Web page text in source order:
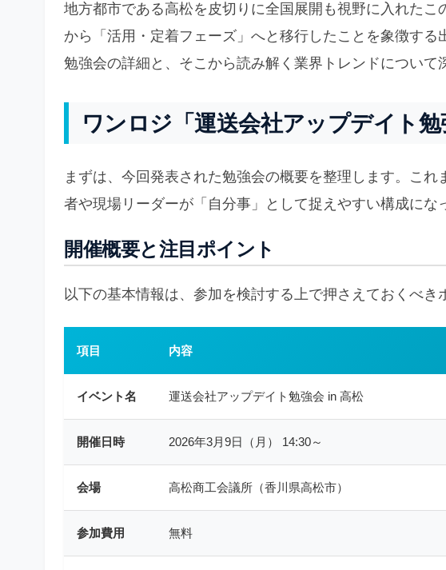
地方都市である高松を皮切りに全国展開も視野に入れたこ
から「活用・定着フェーズ」へと移行したことを象徴す
勉強会の詳細と、そこから読み解く業界トレンドについて
ワンロジ「運送会社アップデイト
まずは、今回発表された勉強会の概要を整理します。こ
者や現場リーダーが「自分事」として捉えやすい構成にな
開催概要と注目ポイント
以下の基本情報は、参加を検討する上で押さえておくべき
項目 内容
イベント名 運送会社アップデイト勉強会 in 高松
開催日時 2026年3月9日（月） 14:30～
会場 高松商工会議所（香川県高松市）
参加費用 無料